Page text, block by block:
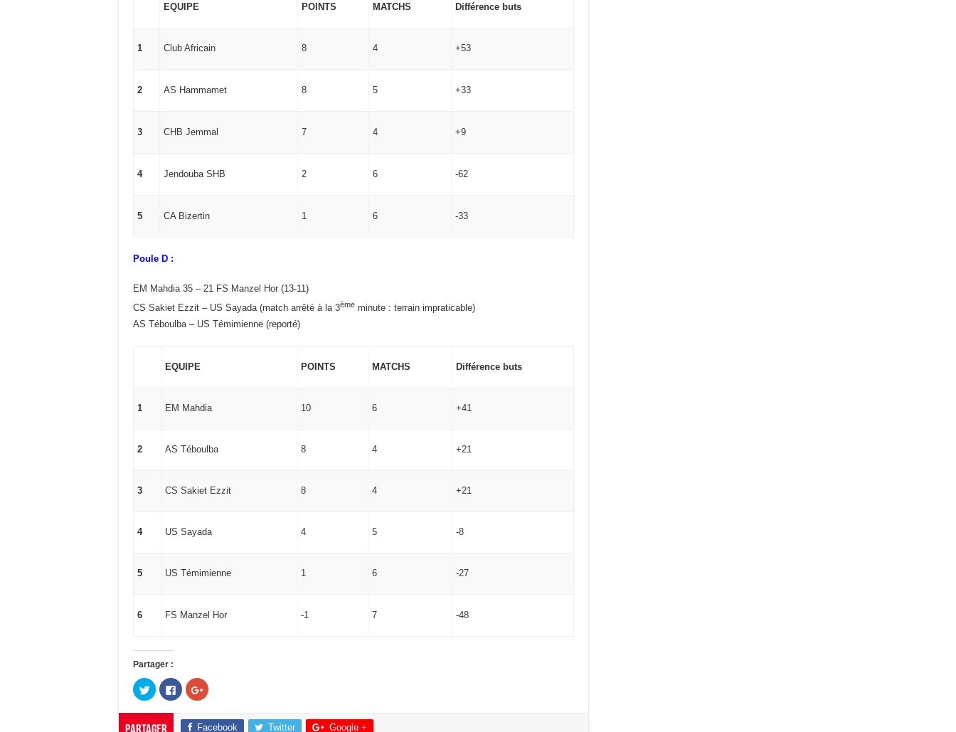
EQUIPE POINTS MATCHS Différence buts
1 Club Africain 8 4 +53
2 AS Hammamet 8 5 +33
3 CHB Jemmal 7 4 +9
4 Jendouba SHB 2 6 -62
5 CA Bizertin 1 6 -33
Poule D :
EM Mahdia 35 – 21 FS Manzel Hor (13-11)
CS Sakiet Ezzit – US Sayada (match arrêté à la 3ème minute : terrain impraticable)
AS Téboulba – US Témimienne (reporté)
EQUIPE POINTS MATCHS Différence buts
1 EM Mahdia 10 6 +41
2 AS Téboulba 8 4 +21
3 CS Sakiet Ezzit 8 4 +21
4 US Sayada 4 5 -8
5 US Témimienne 1 6 -27
6 FS Manzel Hor -1 7 -48
Partager :
C
l
q
C
l
u
C
l
u
Facebook Twitter Google +